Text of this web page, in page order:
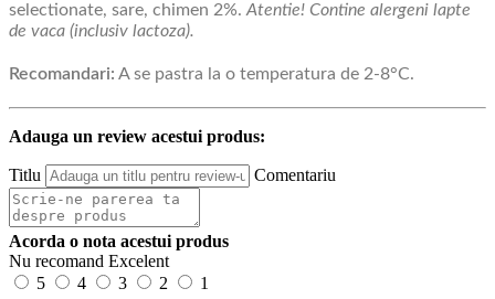
selectionate, sare, chimen 2%.Atentie! Contine alergeni lapte
de vaca (inclusiv lactoza).
Recomandari: A se pastra la o temperatura de 2-8°C.
Adauga un review acestui produs:
Titlu Comentariu
Acorda o nota acestui produs
Nu recomand Excelent
5
4 3 2 1